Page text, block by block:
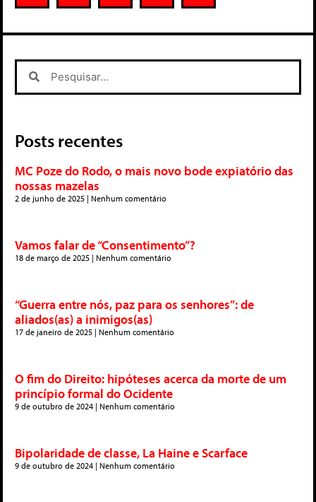
Posts recentes
MC Poze do Rodo, o mais novo bode expiatório das
nossas mazelas
2 de junho de 2025 Nenhum comentário
Vamos falar de “Consentimento”?
18 de março de 2025 Nenhum comentário
“Guerra entre nós, paz para os senhores”: de
aliados(as) a inimigos(as)
17 de janeiro de 2025 Nenhum comentário
O fim do Direito: hipóteses acerca da morte de um
princípio formal do Ocidente
9 de outubro de 2024 Nenhum comentário
Bipolaridade de classe, La Haine e Scarface
9 de outubro de 2024 Nenhum comentário